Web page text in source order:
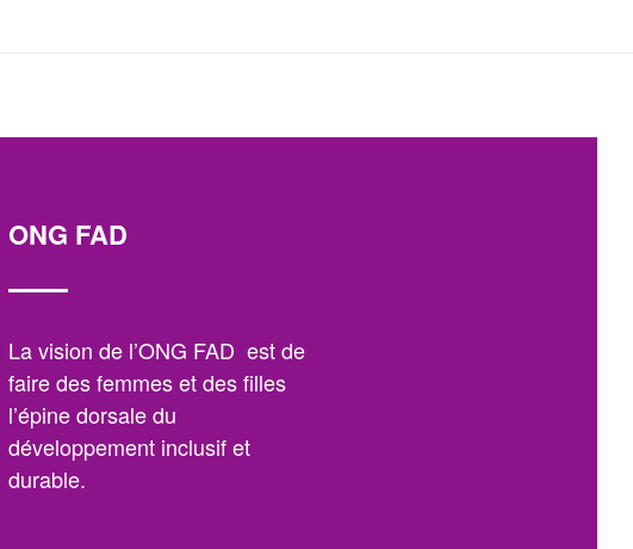
ONG FAD
La vision de l’ONG FAD est de
faire des femmes et des filles
l’épine dorsale du
développement inclusif et
durable.